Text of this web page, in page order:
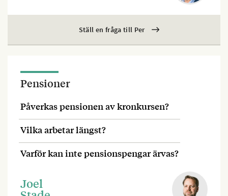
Ställ en fråga till Per
Pensioner
Påverkas pensionen av kronkursen?
Vilka arbetar längst?
Varför kan inte pensionspengar ärvas?
Joel